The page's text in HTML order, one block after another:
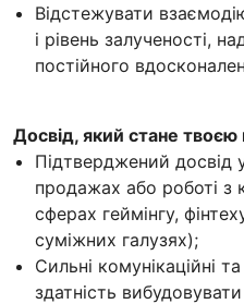
Відстежувати
і рівень залученості,
постійного
Досвід, який стане
Підтверджений досвід
продажах або роботі з
сферах геймінгу,
суміжних галузях);
Сильні комунікаційні
здатність